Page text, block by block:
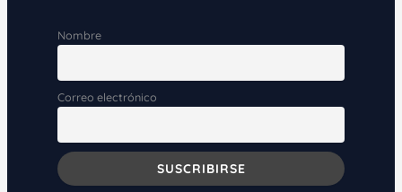
Nombre
Correo electrónico